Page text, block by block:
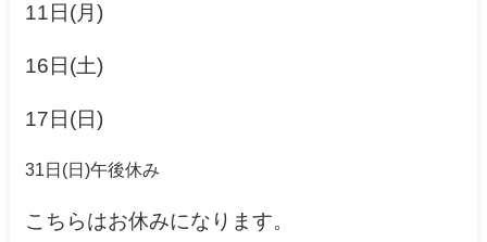
11日(月)
16日(土)
17日(日)
31日(日)午後休み
こちらはお休みになります。